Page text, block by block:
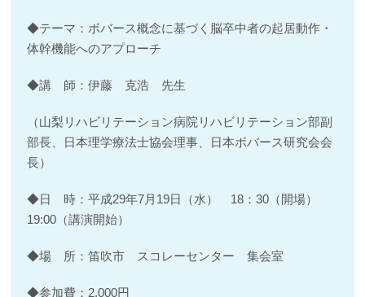
◆テーマ：ボバース概念に基づく脳卒中者の起居動作・
体幹機能へのアプローチ
◆講 師：伊藤 克浩 先生
（山梨リハビリテーション病院リハビリテーション部副
部長、日本理学療法士協会理事、日本ボバース研究会会
長）
◆日 時：平成29年7月19日（水） 18：30（開場）
19:00（講演開始）
◆場 所：笛吹市 スコレーセンター 集会室
◆参加費：2,000円